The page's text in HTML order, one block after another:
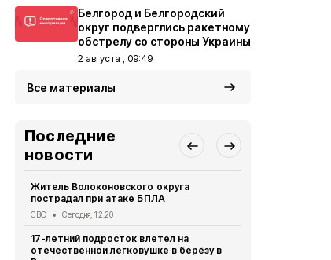
Белгород и Белгородский
округ подверглись ракетному
обстрелу со стороны Украины
2 августа , 09:49
Все материалы
Последние
новости
Житель Волоконовского округа
пострадал при атаке БПЛА
СВО Сегодня, 12:20
17-летний подросток влетел на
отечественной легковушке в берёзу в